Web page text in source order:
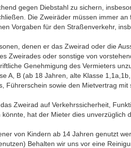
gegen Diebstahl zu sichern,
Die Zweiräder müssen immer an
Vorgaben für den Straßenverkehr,
denen er das Zweirad oder die
Zweirades oder sonstige von
Genehmigung des Vermieters
A, B (ab 18 Jahren, alte Klasse
Führerschein sowie den Mietvertrag
Zweirad auf Verkehrssicherheit,
hat der Mieter dies unverzüglich
von Kindern ab 14 Jahren genutzt
Behalten wir uns vor eine